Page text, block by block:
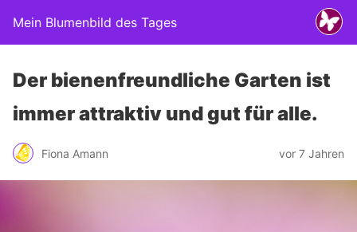
Mein Blumenbild des Tages
Der bienenfreundliche Garten ist
immer attraktiv und gut für alle.
Fiona Amann vor 7 Jahren